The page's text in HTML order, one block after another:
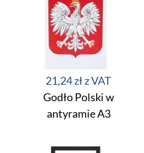
Godło Polski w
antyramie A3
21,24 zł